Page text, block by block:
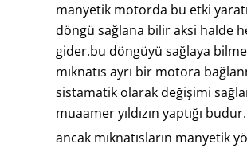
manyetik motorda bu etki
döngü sağlana bilir aksi halde
gider.bu döngüyü sağlaya
mıknatıs ayrı bir motora
sistamatik olarak değişimi
muaamer yıldızın yaptığı budur.
ancak mıknatısların manyetik